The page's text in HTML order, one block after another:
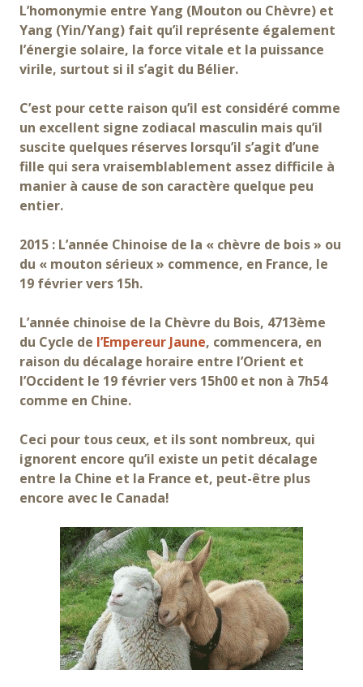
L’homonymie entre Yang (Mouton ou Chèvre) et
Yang (Yin/Yang) fait qu’il représente également
l’énergie solaire, la force vitale et la puissance
virile, surtout si il s’agit du Bélier.
C’est pour cette raison qu’il est considéré comme
un excellent signe zodiacal masculin mais qu’il
suscite quelques réserves lorsqu’il s’agit d’une
fille qui sera vraisemblablement assez difficile à
manier à cause de son caractère quelque peu
entier.
2015 : L’année Chinoise de la « chèvre de bois » ou
du « mouton sérieux » commence, en France, le
19 février vers 15h.
L’année chinoise de la Chèvre du Bois, 4713ème
du Cycle de l’Empereur Jaune, commencera, en
raison du décalage horaire entre l’Orient et
l’Occident le 19 février vers 15h00 et non à 7h54
comme en Chine.
Ceci pour tous ceux, et ils sont nombreux, qui
ignorent encore qu’il existe un petit décalage
entre la Chine et la France et, peut-être plus
encore avec le Canada!